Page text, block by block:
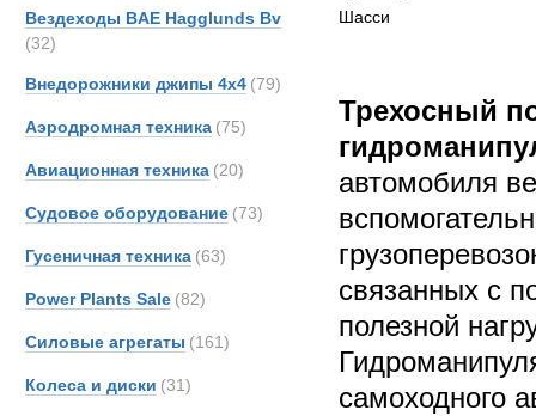
Вездеходы BAE Hagglunds Bv
(32)
Внедорожники джипы 4х4 (79)
Аэродромная техника (75)
Авиационная техника (20)
Судовое оборудование (73)
Гусеничная техника (63)
Power Plants Sale (82)
Силовые агрегаты (161)
Колеса и диски (31)
Шасси
Трехосный
автомобиля
связанных с
полезной
самоходного